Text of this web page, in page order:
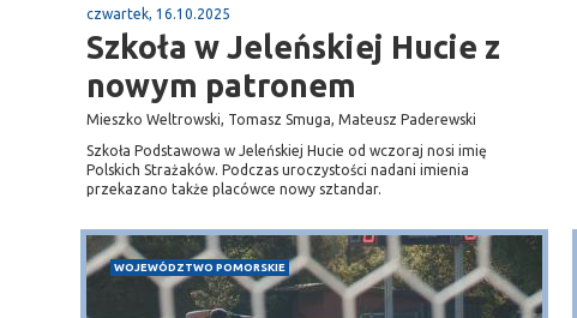
czwartek, 16.10.2025
Szkoła w Jeleńskiej Hucie z
nowym patronem
Mieszko Weltrowski, Tomasz Smuga, Mateusz Paderewski
Szkoła Podstawowa w Jeleńskiej Hucie od wczoraj nosi imię
Polskich Strażaków. Podczas uroczystości nadani imienia
przekazano także placówce nowy sztandar.
WOJEWÓDZTWO POMORSKIE
krajową nr 6
Sopot
plaża